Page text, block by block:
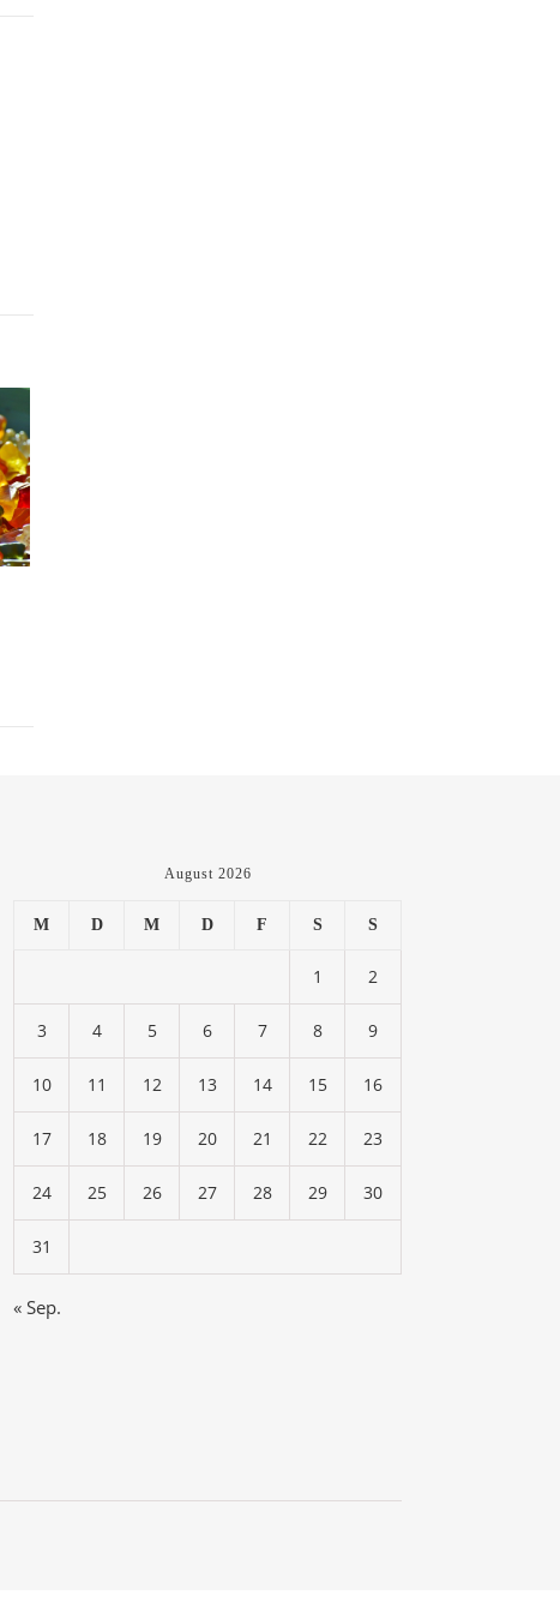
August 2026
M D M D F S S
1 2
3 4 5 6 7 8 9
10 11 12 13 14 15 16
17 18 19 20 21 22 23
24 25 26 27 28 29 30
31
« Sep.